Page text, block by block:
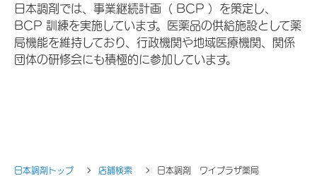
日本調剤では、事業継続計画（ BCP ）を策定し、
BCP 訓練を実施しています。医薬品の供給施設として薬
局機能を維持しており、行政機関や地域医療機関、関係
団体の研修会にも積極的に参加しています。
日本調剤トップ 店舗検索 日本調剤 ワイプラザ薬局